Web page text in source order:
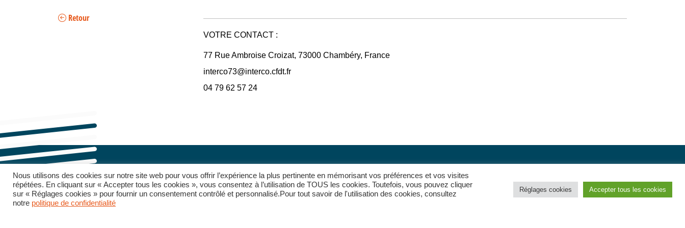
Retour
VOTRE CONTACT :
77 Rue Ambroise Croizat, 73000 Chambéry, France
interco73@interco.cfdt.fr
04 79 62 57 24
Accueil Nous contacter
Nous utilisons des cookies sur notre site web pour vous offrir l’expérience la plus pertinente en mémorisant vos préférences et vos visites
répétées. En cliquant sur « Accepter tous les cookies », vous consentez à l’utilisation de TOUS les cookies. Toutefois, vous pouvez cliquer
sur « Réglages cookies » pour fournir un consentement contrôlé et personnalisé.Pour tout savoir de l'utilisation des cookies, consultez
notre politique de confidentialité
Réglages cookies Accepter tous les cookies